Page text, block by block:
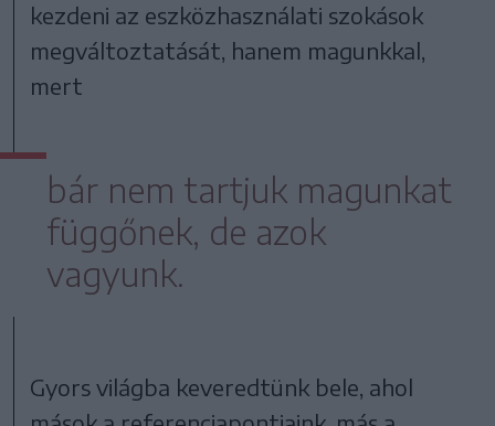
kezdeni az eszközhasználati szokások
megváltoztatását, hanem magunkkal,
mert
bár nem tartjuk magunkat
függőnek, de azok
vagyunk.
Gyors világba keveredtünk bele, ahol